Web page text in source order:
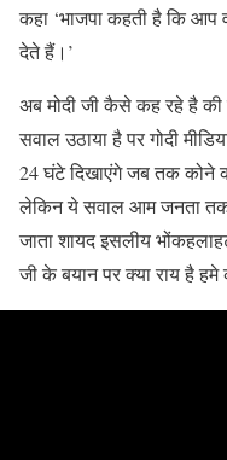
कहा ‘भाजपा कहती है कि आप
देते हैं।’
अब मोदी जी कैसे कह रहे है की
सवाल उठाया है पर गोदी
24 घंटे दिखाएंगे जब तक कोने
लेकिन ये सवाल आम जनता तक
जाता शायद इसलीय
जी के बयान पर क्या राय है